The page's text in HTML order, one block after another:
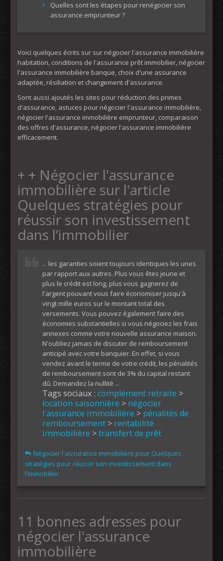
Quelles sont les étapes pour renégocier son
assurance emprunteur ?
Voici quelques écrits sur sur négocier l'assurance immobilière
habitation, conditions de l'assurance prêt immobilier, négocier
l'assurance immobilière banque, choix d'une assurance
adaptée, résiliation et changement d'assurance.
Sont aussi ajoutés les sites pour réduction des primes
d'assurance, astuces pour négocier l'assurance immobilière,
négocier l'assurance immobilière emprunteur, comparaison
des offres d'assurance, négocier l'assurance immobilière
efficacement.
+ + Négocier l'assurance
immobilière sur l'article
Quelques stratégies pour
réussir son investissement
dans l’immobilier
... les garanties soient toujours identiques les unes
par rapport aux autres. Plus vous êtes jeune et
plus le crédit est long, plus vous gagnerez de
l'argent pouvant vous faire économiser jusqu'à
vingt mille euros sur le montant total des
versements. Vous pouvez également faire des
économies substantielles si vous négociez les frais
annexes comme votre nouvelle assurance maison.
N'oubliez jamais de discuter de remboursement
anticipé avec votre banquier. En effet, si vous
vendez avant le terme de votre crédit, les pénalités
de remboursement sont de 3% du capital restant
dû. Demandez la nullité ...
Tags sociaux : complément retraite >
location saisonnière > négocier
l'assurance immobilière > pénalités de
remboursement > rentabilité
immobilière >transfert de prêt
Négocier l'assurance immobilière pour Quelques
stratégies pour réussir son investissement dans
l’immobilier
11 bonnes adresses pour
négocier l'assurance
immobilière